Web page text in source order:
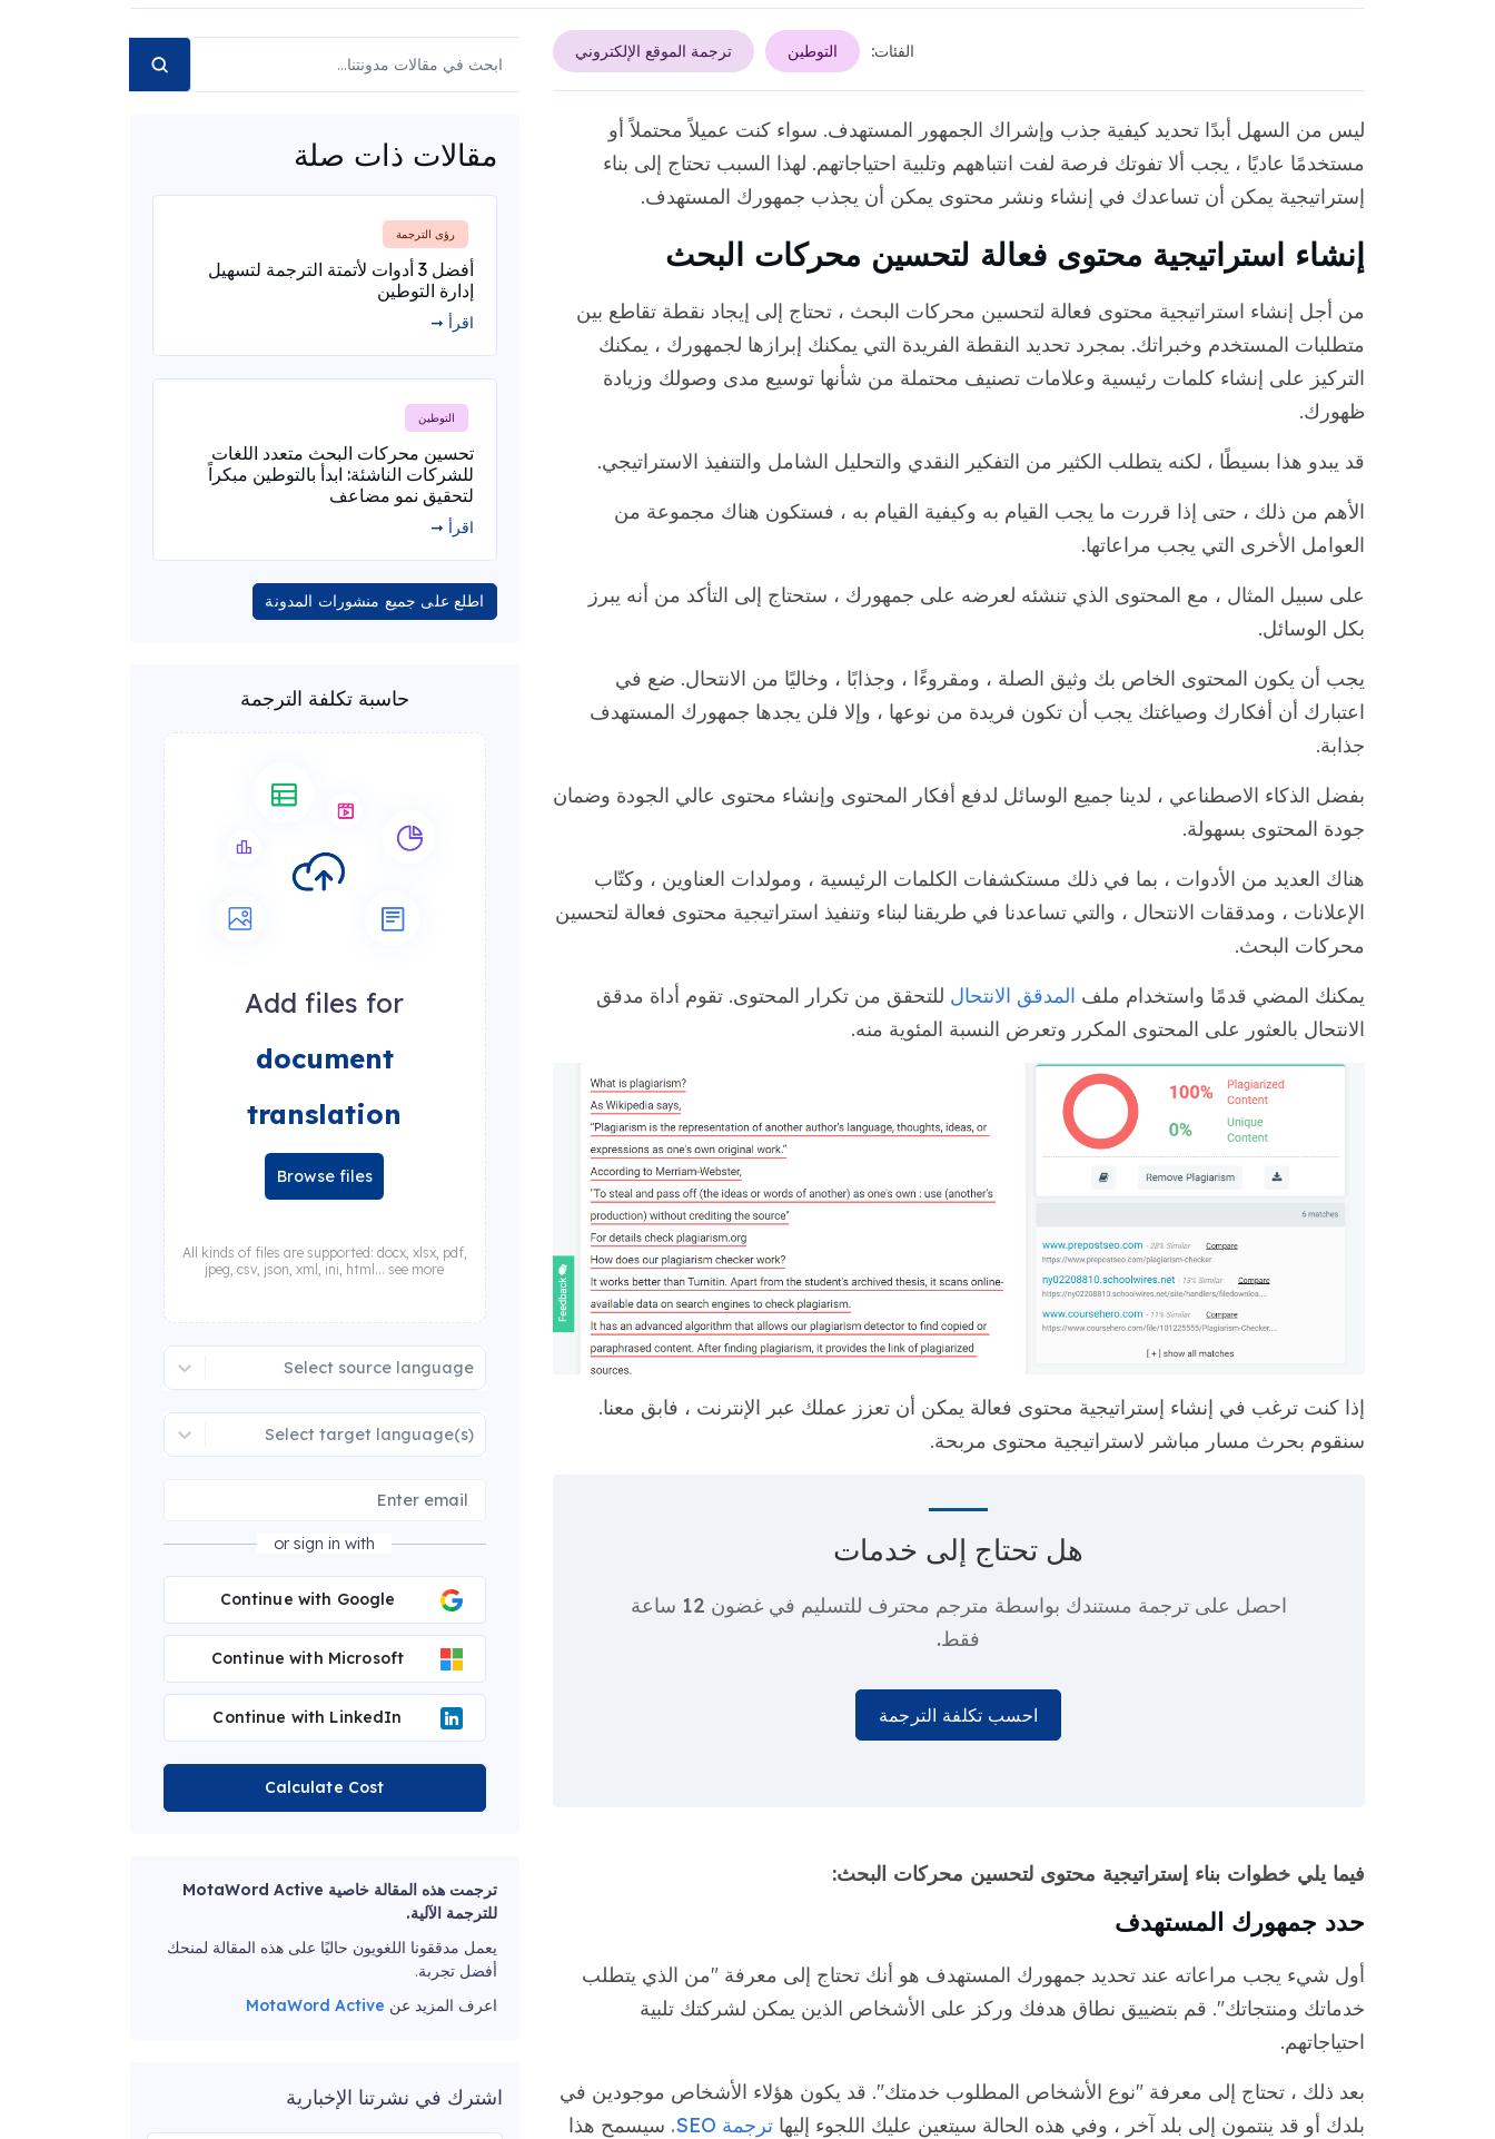
الفئات: التوطين ترجمة الموقع الإلكتروني
ليس من السهل أبدًا تحديد كيفية جذب وإشراك الجمهور المستهدف. سواء كنت عميلاً محتملاً أو
مستخدمًا عاديًا ، يجب ألا تفوتك فرصة لفت انتباههم وتلبية احتياجاتهم. لهذا السبب تحتاج إلى بناء
إستراتيجية يمكن أن تساعدك في إنشاء ونشر محتوى يمكن أن يجذب جمهورك المستهدف.
إنشاء استراتيجية محتوى فعالة لتحسين محركات البحث
من أجل إنشاء استراتيجية محتوى فعالة لتحسين محركات البحث ، تحتاج إلى إيجاد نقطة تقاطع بين
متطلبات المستخدم وخبراتك. بمجرد تحديد النقطة الفريدة التي يمكنك إبرازها لجمهورك ، يمكنك
التركيز على إنشاء كلمات رئيسية وعلامات تصنيف محتملة من شأنها توسيع مدى وصولك وزيادة
ظهورك.
قد يبدو هذا بسيطًا ، لكنه يتطلب الكثير من التفكير النقدي والتحليل الشامل والتنفيذ الاستراتيجي.
الأهم من ذلك ، حتى إذا قررت ما يجب القيام به وكيفية القيام به ، فستكون هناك مجموعة من
العوامل الأخرى التي يجب مراعاتها.
على سبيل المثال ، مع المحتوى الذي تنشئه لعرضه على جمهورك ، ستحتاج إلى التأكد من أنه يبرز
بكل الوسائل.
يجب أن يكون المحتوى الخاص بك وثيق الصلة ، ومقروءًا ، وجذابًا ، وخاليًا من الانتحال. ضع في
اعتبارك أن أفكارك وصياغتك يجب أن تكون فريدة من نوعها ، وإلا فلن يجدها جمهورك المستهدف
جذابة.
بفضل الذكاء الاصطناعي ، لدينا جميع الوسائل لدفع أفكار المحتوى وإنشاء محتوى عالي الجودة وضمان
جودة المحتوى بسهولة.
هناك العديد من الأدوات ، بما في ذلك مستكشفات الكلمات الرئيسية ، ومولدات العناوين ، وكتّاب
الإعلانات ، ومدققات الانتحال ، والتي تساعدنا في طريقنا لبناء وتنفيذ استراتيجية محتوى فعالة لتحسين
محركات البحث.
يمكنك المضي قدمًا واستخدام ملف المدقق الانتحال للتحقق من تكرار المحتوى. تقوم أداة مدقق
الانتحال بالعثور على المحتوى المكرر وتعرض النسبة المئوية منه.
إذا كنت ترغب في إنشاء إستراتيجية محتوى فعالة يمكن أن تعزز عملك عبر الإنترنت ، فابق معنا.
سنقوم بحرث مسار مباشر لاستراتيجية محتوى مربحة.
هل تحتاج إلى خدمات
احصل على ترجمة مستندك بواسطة مترجم محترف
للتسليم في غضون 12 ساعة
فقط.
احسب تكلفة الترجمة
فيما يلي خطوات بناء إستراتيجية محتوى لتحسين محركات البحث:
حدد جمهورك المستهدف
أول شيء يجب مراعاته عند تحديد جمهورك المستهدف هو أنك تحتاج إلى معرفة "من الذي يتطلب
خدماتك ومنتجاتك". قم بتضييق نطاق هدفك وركز على الأشخاص الذين يمكن لشركتك تلبية
احتياجاتهم.
بعد ذلك ، تحتاج إلى معرفة "نوع الأشخاص المطلوب خدمتك". قد يكون هؤلاء الأشخاص موجودين في
بلدك أو قد ينتمون إلى بلد آخر ، وفي هذه الحالة سيتعين عليك اللجوء إليها ترجمة SEO.
سيسمح هذا
مقالات ذات صلة
رؤى الترجمة
أفضل 3 أدوات لأتمتة الترجمة لتسهيل
إدارة التوطين
اقرأ ➞
التوطين
تحسين محركات البحث متعدد اللغات
للشركات الناشئة: ابدأ بالتوطين مبكراً
لتحقيق نمو مضاعف
اقرأ ➞
اطلع على جميع منشورات المدونة
حاسبة تكلفة الترجمة
Add files for
document
translation
Browse files
All kinds of files are supported: docx, xlsx, pdf,
jpeg, csv, json, xml, ini, html... see more
Select source language
Select target language(s)
or sign in with
Continue with Google
Continue with Microsoft
Continue with LinkedIn
Calculate Cost
ترجمت هذه المقالة خاصية MotaWord Active
للترجمة الآلية.
يعمل مدققونا اللغويون حاليًا على هذه المقالة لمنحك
أفضل تجربة.
اعرف المزيد عن MotaWord Active
اشترك في نشرتنا الإخبارية